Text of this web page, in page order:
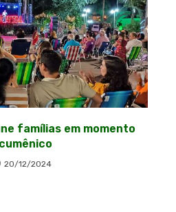
famílias em momento
20/12/2024